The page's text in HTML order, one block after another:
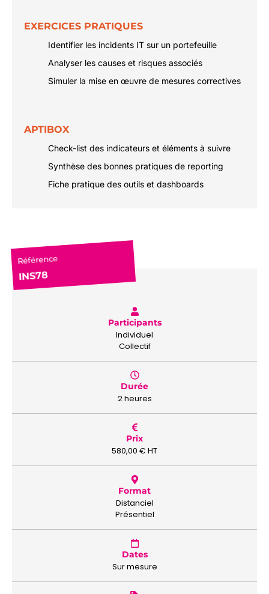
EXERCICES PRATIQUES
Identifier les incidents IT sur un portefeuille
Analyser les causes et risques associés
Simuler la mise en œuvre de mesures correctives
APTIBOX
Check-list des indicateurs et éléments à suivre
Synthèse des bonnes pratiques de reporting
Fiche pratique des outils et dashboards
Référence
INS78
Participants
Individuel
Collectif
Durée
2 heures
Prix
580,00 € HT
Format
Distanciel
Présentiel
Dates
Sur mesure